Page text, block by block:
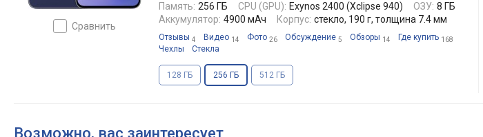
сравнить
Память: 256 ГБ CPU (GPU): Exynos 2400 (Xclipse 940) ОЗУ: 8 ГБ
Аккумулятор: 4900 мАч Корпус: стекло, 190 г, толщина 7.4 мм
Отзывы 4 Видео 14 Фото 26 Обсуждение 5 Обзоры 14 Где купить 168
Чехлы Стекла
128 ГБ 256 ГБ 512 ГБ
Возможно, вас заинтересует